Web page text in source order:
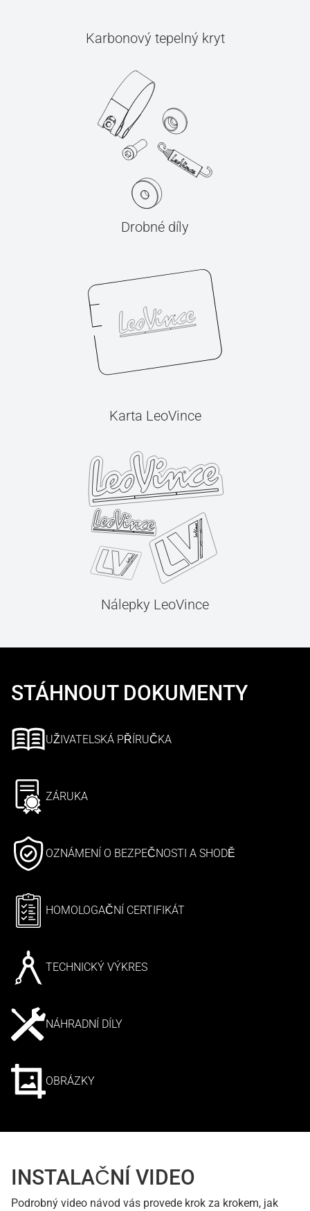
Karbonový tepelný kryt
Drobné díly
Karta LeoVince
Nálepky LeoVince
STÁHNOUT DOKUMENTY
UŽIVATELSKÁ PŘÍRUČKA
ZÁRUKA
OZNÁMENÍ O BEZPEČNOSTI A SHODĚ
HOMOLOGAČNÍ CERTIFIKÁT
TECHNICKÝ VÝKRES
NÁHRADNÍ DÍLY
OBRÁZKY
INSTALAČNÍ VIDEO
Podrobný video návod vás provede krok za krokem, jak